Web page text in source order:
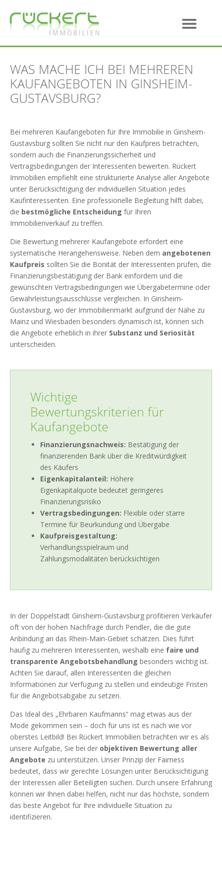
WAS MACHE ICH BEI MEHREREN
KAUFANGEBOTEN IN GINSHEIM-
GUSTAVSBURG?
Bei mehreren Kaufangeboten für Ihre Immobilie in Ginsheim-
Gustavsburg sollten Sie nicht nur den Kaufpreis betrachten,
sondern auch die Finanzierungssicherheit und
Vertragsbedingungen der Interessenten bewerten. Rückert
Immobilien empfiehlt eine strukturierte Analyse aller Angebote
unter Berücksichtigung der individuellen Situation jedes
Kaufinteressenten. Eine professionelle Begleitung hilft dabei,
die bestmögliche Entscheidung für Ihren
Immobilienverkauf zu treffen.
Die Bewertung mehrerer Kaufangebote erfordert eine
systematische Herangehensweise. Neben dem angebotenen
Kaufpreis sollten Sie die Bonität der Interessenten prüfen, die
Finanzierungsbestätigung der Bank einfordern und die
gewünschten Vertragsbedingungen wie Übergabetermine oder
Gewährleistungsausschlüsse vergleichen. In Ginsheim-
Gustavsburg, wo der Immobilienmarkt aufgrund der Nähe zu
Mainz und Wiesbaden besonders dynamisch ist, können sich
die Angebote erheblich in ihrer Substanz und Seriosität
unterscheiden.
Wichtige
Bewertungskriterien für
Kaufangebote
Finanzierungsnachweis: Bestätigung der
finanzierenden Bank über die Kreditwürdigkeit
des Käufers
Eigenkapitalanteil: Höhere
Eigenkapitalquote bedeutet geringeres
Finanzierungsrisiko
Vertragsbedingungen: Flexible oder starre
Termine für Beurkundung und Übergabe
Kaufpreisgestaltung:
Verhandlungsspielraum und
Zahlungsmodalitäten berücksichtigen
In der Doppelstadt Ginsheim-Gustavsburg profitieren Verkäufer
oft von der hohen Nachfrage durch Pendler, die die gute
Anbindung an das Rhein-Main-Gebiet schätzen. Dies führt
häufig zu mehreren Interessenten, weshalb eine faire und
transparente Angebotsbehandlung besonders wichtig ist.
Achten Sie darauf, allen Interessenten die gleichen
Informationen zur Verfügung zu stellen und eindeutige Fristen
für die Angebotsabgabe zu setzen.
Das Ideal des „Ehrbaren Kaufmanns“ mag etwas aus der
Mode gekommen sein – doch für uns ist es nach wie vor
oberstes Leitbild! Bei Rückert Immobilien betrachten wir es als
unsere Aufgabe, Sie bei der objektiven Bewertung aller
Angebote zu unterstützen. Unser Prinzip der Fairness
bedeutet, dass wir gerechte Lösungen unter Berücksichtigung
der Interessen aller Beteiligten suchen. Durch unsere Erfahrung
können wir Ihnen dabei helfen, nicht nur das höchste, sondern
das beste Angebot für Ihre individuelle Situation zu
identifizieren.